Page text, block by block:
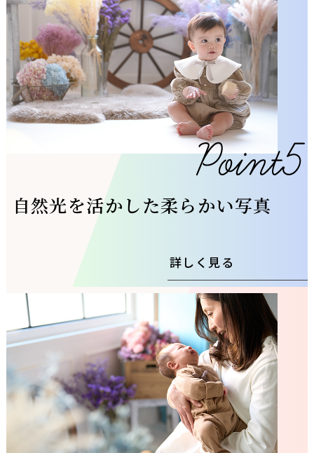
自然光を活かした柔らかい写真
詳しく見る